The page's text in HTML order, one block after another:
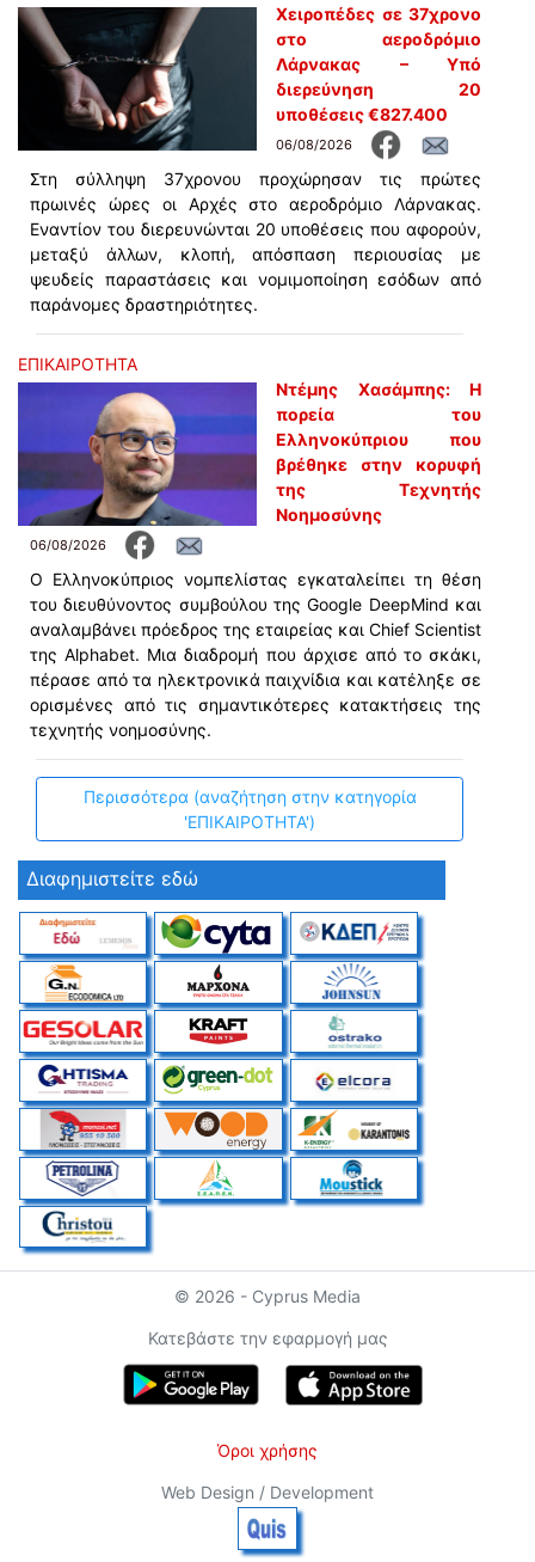
Χειροπέδες σε 37χρονο
στο αεροδρόμιο
Λάρνακας – Υπό
διερεύνηση 20
υποθέσεις €827.400
06/08/2026
Στη σύλληψη 37χρονου προχώρησαν τις πρώτες
πρωινές ώρες οι Αρχές στο αεροδρόμιο Λάρνακας.
Εναντίον του διερευνώνται 20 υποθέσεις που αφορούν,
μεταξύ άλλων, κλοπή, απόσπαση περιουσίας με
ψευδείς παραστάσεις και νομιμοποίηση εσόδων από
παράνομες δραστηριότητες.
ΕΠΙΚΑΙΡΟΤΗΤΑ
Ντέμης Χασάμπης: Η
πορεία του
Ελληνοκύπριου που
βρέθηκε στην κορυφή
της Τεχνητής
Νοημοσύνης
06/08/2026
Ο Ελληνοκύπριος νομπελίστας εγκαταλείπει τη θέση
του διευθύνοντος συμβούλου της Google DeepMind και
αναλαμβάνει πρόεδρος της εταιρείας και Chief Scientist
της Alphabet. Μια διαδρομή που άρχισε από το σκάκι,
πέρασε από τα ηλεκτρονικά παιχνίδια και κατέληξε σε
ορισμένες από τις σημαντικότερες κατακτήσεις της
τεχνητής νοημοσύνης.
Περισσότερα (αναζήτηση στην κατηγορία
'ΕΠΙΚΑΙΡΟΤΗΤΑ')
Διαφημιστείτε εδώ
© 2026 - Cyprus Media
Κατεβάστε την εφαρμογή μας
Όροι χρήσης
Web Design / Development